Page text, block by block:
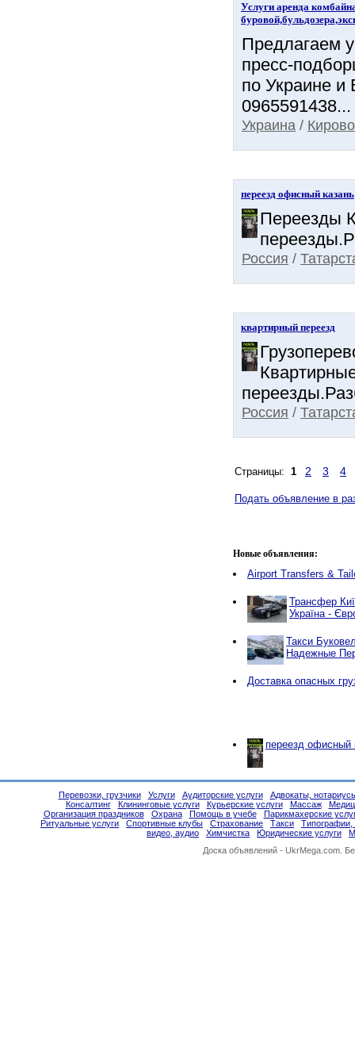
Услуги аренда
Предлагаем
пресс-
по Украине и
0965591438...
Украина /
переезд офисный казань
Переезды
Россия /
квартирный переезд
Россия /
Страницы: 1 2 3 4
Подать объявление в
Новые объявления:
Airport Transfers &
Трансфер
Україна -
Такси
Надежные
Доставка опасных
переезд офисный
Перевозки, грузчики Услуги Аудиторские услуги
Адвокаты,
Консалтинг
Клининговые услуги Курьерские услуги Массаж
Организация праздников
Охрана Помощь в учебе
Парикмахерские
Ритуальные услуги
Спортивные клубы Страхование Такси
Типографии,
видео, аудио
Химчистка Юридические услуги
Доска объявлений - UkrMega.com.